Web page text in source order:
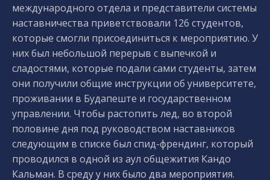
международного отдела и представители системы
наставничества приветствовали 126 студентов,
которые смогли присоединиться к мероприятию. У
них был небольшой перерыв с выпечкой и
сладостями, которые подали сами студенты, затем
они получили общие инструкции об университете,
проживании в Будапеште и государственном
управлении. Чтобы растопить лед, во второй
половине дня под руководством наставников
следующим в списке был спид-френдинг, который
проводился в одной из аул общежития Кандо
Кальман. В среду у них было два мероприятия.